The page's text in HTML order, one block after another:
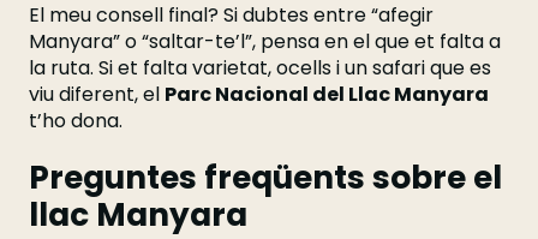
El meu consell final? Si dubtes entre “afegir
Manyara” o “saltar-te’l”, pensa en el que et falta a
la ruta. Si et falta varietat, ocells i un safari que es
viu diferent, el Parc Nacional del Llac Manyara
t’ho dona.
Preguntes freqüents sobre el
llac Manyara